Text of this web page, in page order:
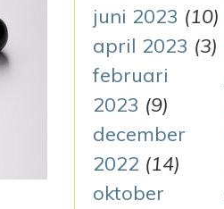
juni 2023 (10)
april 2023 (3)
februari
2023 (9)
december
2022 (14)
oktober